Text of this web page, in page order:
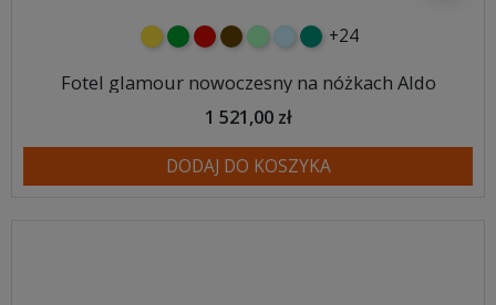
żółtyzielonyczerwony
czekoladowy
miętowybłękitny
turkusowy
+24
Fotel glamour nowoczesny na nóżkach Aldo
1 521,00 zł
DODAJ DO KOSZYKA